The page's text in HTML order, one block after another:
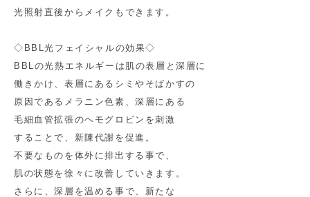
光照射直後からメイクもできます。
◇BBL光フェイシャルの効果◇
BBLの光熱エネルギーは肌の表層と深層に
働きかけ、表層にあるシミやそばかすの
原因であるメラニン色素、深層にある
毛細血管拡張のヘモグロビンを刺激
することで、新陳代謝を促進。
不要なものを体外に排出する事で、
肌の状態を徐々に改善していきます。
さらに、深層を温める事で、新たな